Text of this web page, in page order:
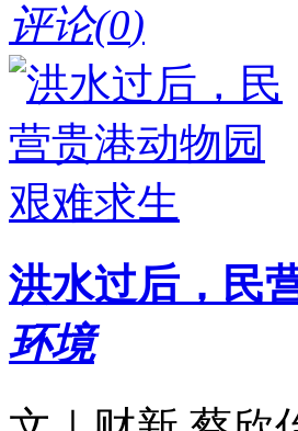
评论(0)
洪水过后，民
环境